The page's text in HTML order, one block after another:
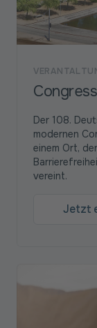
Der 108.
modernen
einem Ort,
vereint.